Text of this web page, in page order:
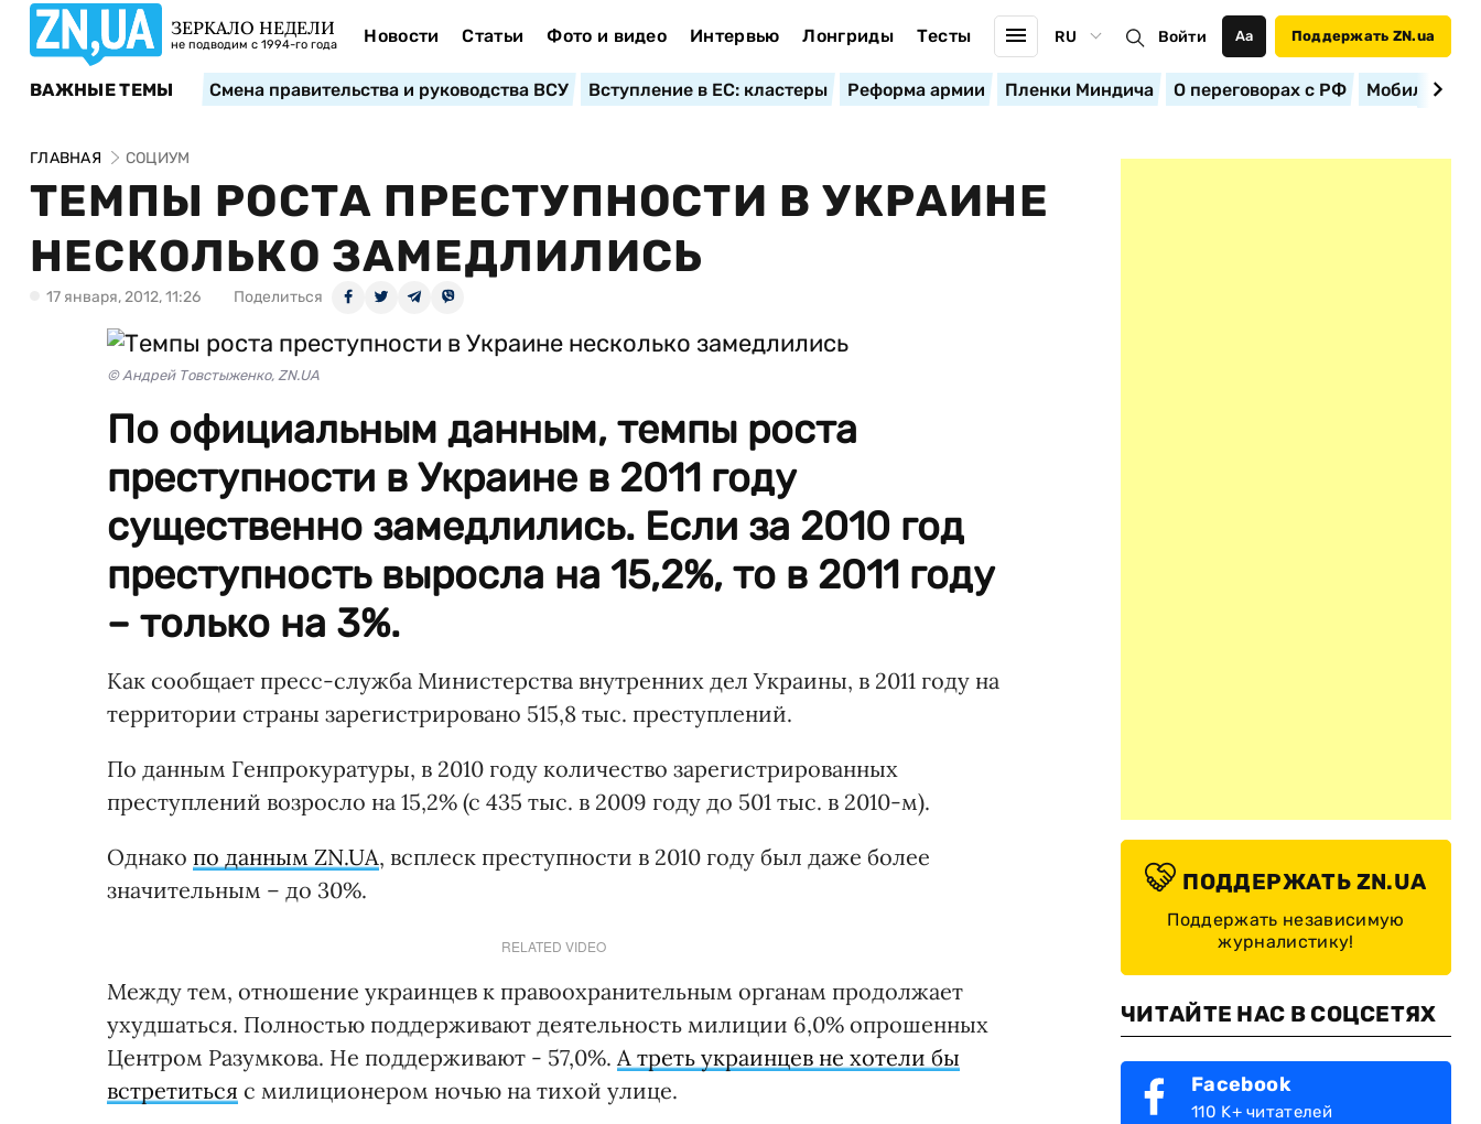
ЗЕРКАЛО НЕДЕЛИ
не подводим с 1994-го года Новости Статьи Фото и видео Интервью Лонгриды Тесты RU Войти Аа Поддержать ZN.ua
ВАЖНЫЕ ТЕМЫ Смена правительства и руководства ВСУ Вступление в ЕС: кластеры Реформа армии Пленки Миндича О переговорах с РФ
ГЛАВНАЯ СОЦИУМ
ТЕМПЫ РОСТА ПРЕСТУПНОСТИ В УКРАИНЕ
НЕСКОЛЬКО ЗАМЕДЛИЛИСЬ
17 января, 2012, 11:26 Поделиться
© Андрей Товстыженко, ZN.UA
По официальным данным, темпы роста
преступности в Украине в 2011 году
существенно замедлились. Если за 2010 год
преступность выросла на 15,2%, то в 2011 году
– только на 3%.
Как сообщает пресс-служба Министерства внутренних дел Украины, в 2011 году на
территории страны зарегистрировано 515,8 тыс. преступлений.
По данным Генпрокуратуры, в 2010 году количество зарегистрированных
преступлений возросло на 15,2% (с 435 тыс. в 2009 году до 501 тыс. в 2010-м).
Однако по данным ZN.UA, всплеск преступности в 2010 году был даже более
значительным – до 30%.
RELATED VIDEO
Между тем, отношение украинцев к правоохранительным органам продолжает
ухудшаться. Полностью поддерживают деятельность милиции 6,0% опрошенных
Центром Разумкова. Не поддерживают - 57,0%. А треть украинцев не хотели бы
встретиться с милиционером ночью на тихой улице.
ПОДДЕРЖАТЬ ZN.UA
Поддержать независимую
журналистику!
ЧИТАЙТЕ НАС В СОЦСЕТЯХ
Facebook
110 K+ читателей